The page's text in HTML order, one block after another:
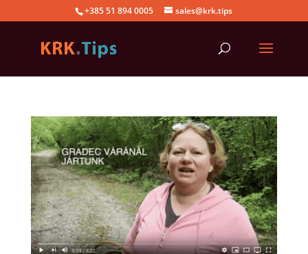
+385 51 894 0005 sales@krk.tips